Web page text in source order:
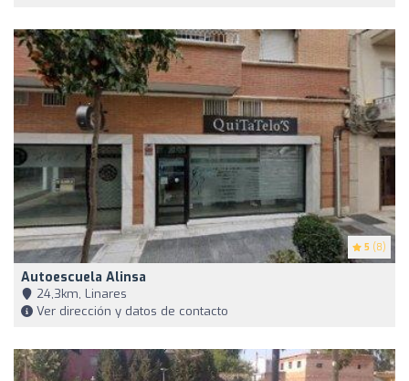
5 (8)
Autoescuela Alinsa
24,3km, Linares
Ver dirección y datos de contacto